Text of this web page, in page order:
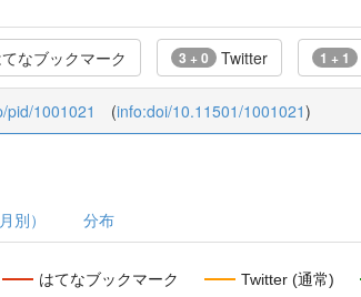
なブックマーク 3 + 0 Twitter 1 + 1
pid/1001021 (info:doi/10.11501/1001021)
別） 分布
はてなブックマーク Twitter (通常)